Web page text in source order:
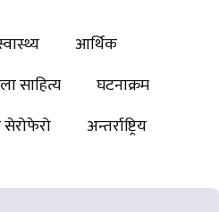
आर्थिक
साहित्य
घटनाक्रम
अन्तर्राष्ट्रिय